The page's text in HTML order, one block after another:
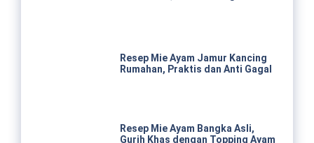
Resep Mie Ayam Jamur Kancing
Rumahan, Praktis dan Anti Gagal
Resep Mie Ayam Bangka Asli,
Gurih Khas dengan Topping Ayam